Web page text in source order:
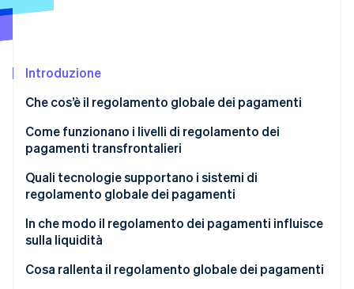
Scopri cosa ti aspetta
Atlas
Climate
Rimozione del carbonio
Identity
Scopri come Stripe sta costruendo l'infrastruttura
Introduzione
Che cos’è il regolamento globale dei pagamenti
Come funzionano i livelli di regolamento dei
pagamenti transfrontalieri
Banche corrispondenti e intermediari
Messaggistica e regolamento dei pagamenti
Ciclo chiuso e piattaforme condivise
Vincoli temporali
Quali tecnologie supportano i sistemi di
regolamento globale dei pagamenti
Messaggistica strutturata e moderna
Aumento dei pagamenti in tempo reale e primi
collegamenti transfrontalieri
In che modo il regolamento dei pagamenti influisce
sulla liquidità
Blocco delle liquidità in transito
Cosa rallenta il regolamento globale dei pagamenti